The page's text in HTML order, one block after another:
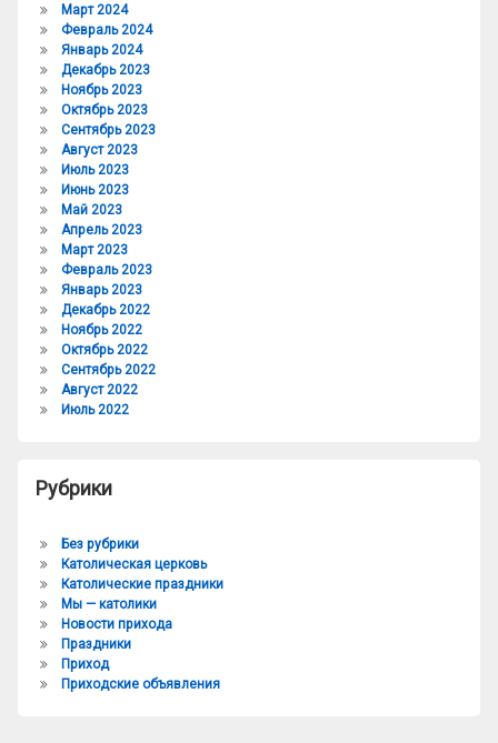
Март 2024
Февраль 2024
Январь 2024
Декабрь 2023
Ноябрь 2023
Октябрь 2023
Сентябрь 2023
Август 2023
Июль 2023
Июнь 2023
Май 2023
Апрель 2023
Март 2023
Февраль 2023
Январь 2023
Декабрь 2022
Ноябрь 2022
Октябрь 2022
Сентябрь 2022
Август 2022
Июль 2022
Рубрики
Без рубрики
Католическая церковь
Католические праздники
Мы — католики
Новости прихода
Праздники
Приход
Приходские объявления